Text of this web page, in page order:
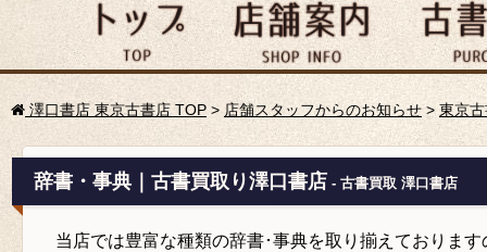
澤口書店 東京古書店 TOP > 店舗スタッフからのお知らせ> 東京
辞書・事典｜古書買取り澤口書店 - 古書買取 澤口書店
当店では豊富な種類の辞書･事典を取り揃えておりま